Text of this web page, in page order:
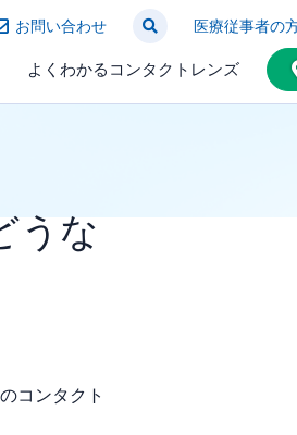
お問い合わせ 医療従事者の
よくわかるコンタクトレンズ
うな
コンタクト